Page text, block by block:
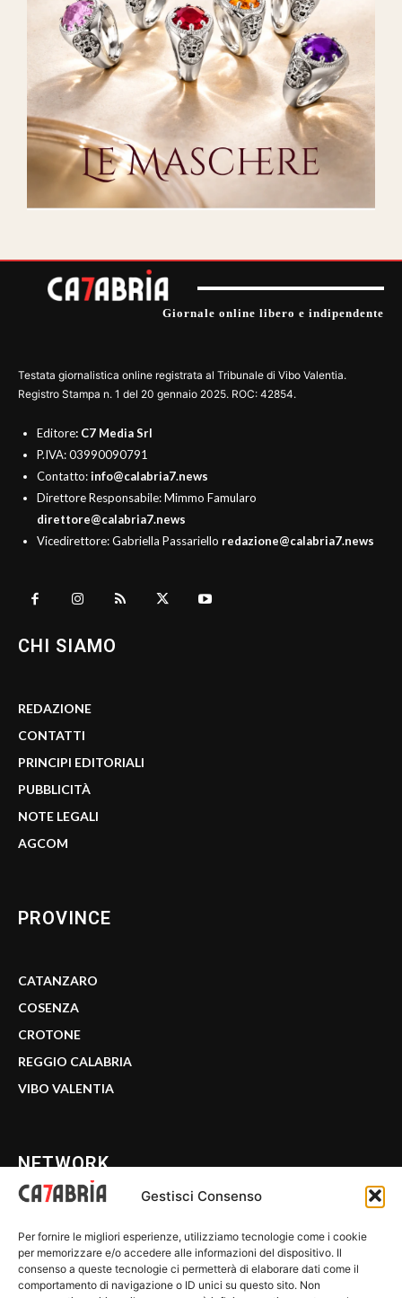
Gestisci Consenso
Per fornire le migliori esperienze, utilizziamo tecnologie come i cookie
per memorizzare e/o accedere alle informazioni del dispositivo. Il
consenso a queste tecnologie ci permetterà di elaborare dati come il
comportamento di navigazione o ID unici su questo sito. Non
Giornale online libero e indipendente
Testata giornalistica online registrata al Tribunale di Vibo Valentia.
Registro Stampa n. 1 del 20 gennaio 2025. ROC: 42854.
Editore: C7 Media Srl
P.IVA: 03990090791
Contatto:info@calabria7.news
Direttore Responsabile: Mimmo Famularo
direttore@calabria7.news
Vicedirettore: Gabriella Passariello redazione@calabria7.news
CHI SIAMO
REDAZIONE
CONTATTI
PRINCIPI EDITORIALI
PUBBLICITÀ
NOTE LEGALI
AGCOM
PROVINCE
CATANZARO
COSENZA
CROTONE
REGGIO CALABRIA
VIBO VALENTIA
NETWORK
WE CALABRIA
C7 PLAY